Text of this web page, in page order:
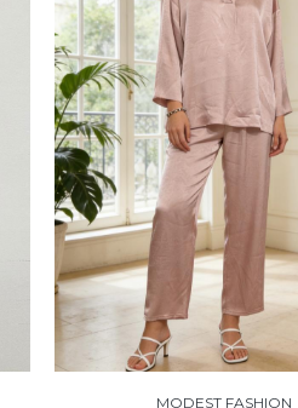
MODEST FASHION